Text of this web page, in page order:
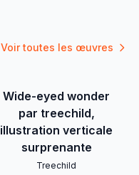
Voir toutes les œuvres
Wide-eyed wonder
par treechild,
illustration verticale
surprenante
Treechild